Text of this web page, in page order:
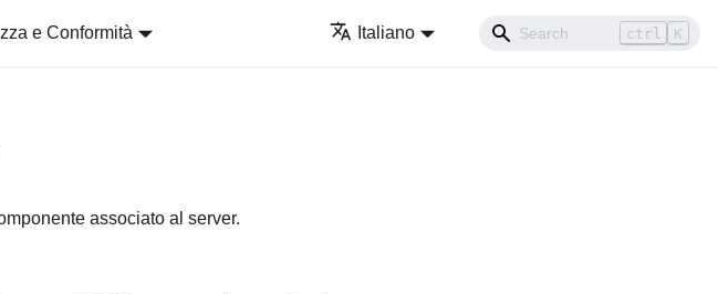
e Conformità Italiano ctrl K
associato al server.